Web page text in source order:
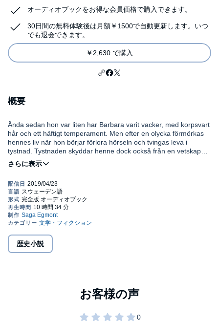
オーディオブックをお得な会員価格で購入できます。
30日間の無料体験後は月額￥1500で自動更新します。いつ
でも退会できます。
￥2,630 で購入
概要
Ända sedan hon var liten har Barbara varit vacker, med korpsvart
hår och ett häftigt temperament. Men efter en olycka förmörkas
hennes liv när hon börjar förlora hörseln och tvingas leva i
tystnad. Tystnaden skyddar henne dock också från en vetskap
som annars hade kunnat förstöra henne, den hemska vetskapen
om hennes ursprung.
handling som sträcker sig från mitten av 1800-talet till tiden för
första världskriget. Vi får följa familjen genom fyra generationer,
från det storslagna Viktorianska England till krigets mörka dagar.
Serien filmatiserades på 1970-talet. Catherine Cookson föddes
1906 i South Shields och dog 1998 i Newcastle-upon-Tyne.
"Kate Hannigan", hennes första roman, utkom 1949. Hon var en
både upptagen i Brittiska Imperieordern och adlad till följd av sitt
författarskap. Flera brittiska tv-serier är baserade på hennes
歴史小説